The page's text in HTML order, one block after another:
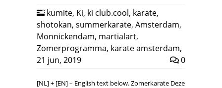
kumite, Ki, ki club.cool, karate,
shotokan, summerkarate, Amsterdam,
Monnickendam, martialart,
Zomerprogramma, karate amsterdam,
21 jun, 2019
0
[NL] + [EN] – English text below. Zomerkarate Deze